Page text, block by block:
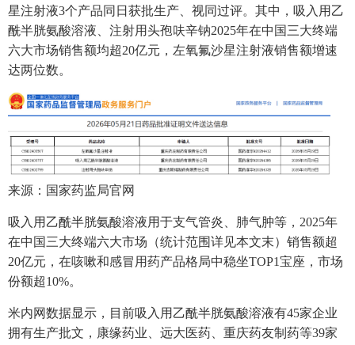
星注射液3个产品同日获批生产、视同过评。其中，吸入用乙
酰半胱氨酸溶液、注射用头孢呋辛钠2025年在中国三大终端
六大市场销售额均超20亿元，左氧氟沙星注射液销售额增速
达两位数。
来源：国家药监局官网
吸入用乙酰半胱氨酸溶液用于支气管炎、肺气肿等，2025年
在中国三大终端六大市场（统计范围详见本文末）销售额超
20亿元，在咳嗽和感冒用药产品格局中稳坐TOP1宝座，市场
份额超10%。
米内网数据显示，目前吸入用乙酰半胱氨酸溶液有45家企业
拥有生产批文，康缘药业、远大医药、重庆药友制药等39家